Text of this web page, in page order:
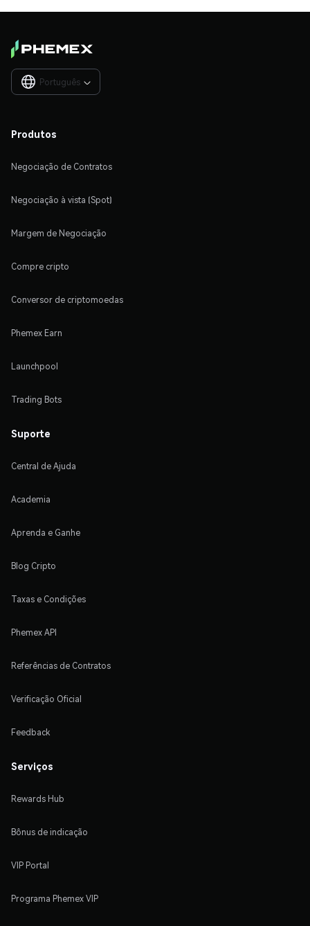
Português 
Produtos
Negociação de Contratos
Negociação à vista (Spot)
Margem de Negociação
Compre cripto
Conversor de criptomoedas
Phemex Earn
Launchpool
Trading Bots
Suporte
Central de Ajuda
Academia
Aprenda e Ganhe
Blog Cripto
Taxas e Condições
Phemex API
Referências de Contratos
Verificação Oficial
Feedback
Serviços
Rewards Hub
Bônus de indicação
VIP Portal
Programa Phemex VIP